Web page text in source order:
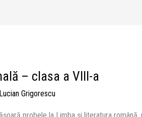
– clasa a VIII-a
Lucian Grigorescu